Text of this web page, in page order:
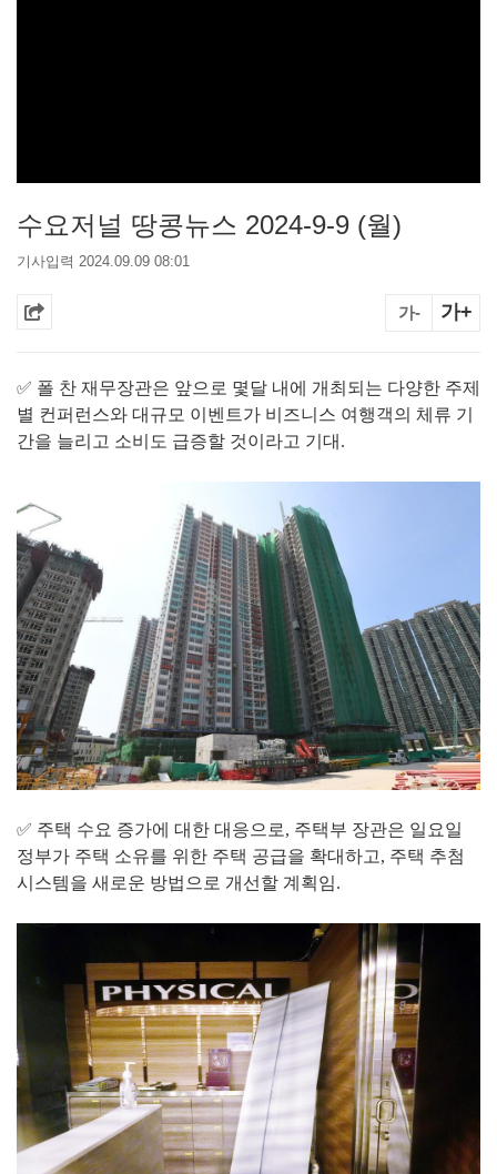
수요저널 땅콩뉴스 2024-9-9 (월)
기사입력 2024.09.09 08:01
가- 가+
✅ 폴 찬 재무장관은 앞으로 몇달 내에 개최되는 다양한 주제
별 컨퍼런스와 대규모 이벤트가 비즈니스 여행객의 체류 기
간을 늘리고 소비도 급증할 것이라고 기대.
✅ 주택 수요 증가에 대한 대응으로, 주택부 장관은 일요일
정부가 주택 소유를 위한 주택 공급을 확대하고, 주택 추첨
시스템을 새로운 방법으로 개선할 계획임.